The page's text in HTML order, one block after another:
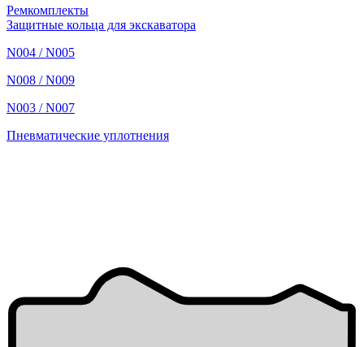
Ремкомплекты
Защитные кольца для экскаватора
N004 / N005
N008 / N009
N003 / N007
Пневматические уплотнения